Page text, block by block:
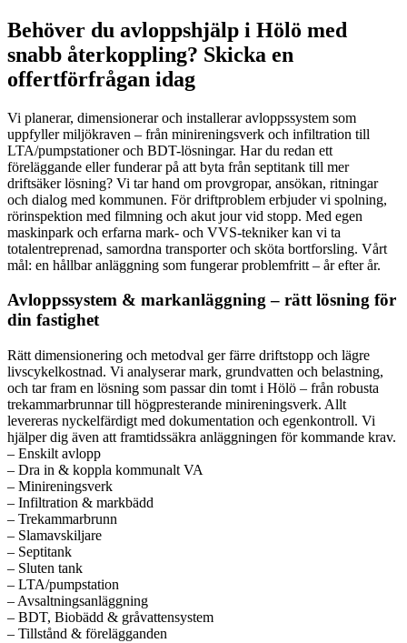
Behöver du avloppshjälp i Hölö med
snabb återkoppling? Skicka en
offertförfrågan idag
Vi planerar, dimensionerar och installerar avloppssystem som
uppfyller miljökraven – från minireningsverk och infiltration till
LTA/pumpstationer och BDT-lösningar. Har du redan ett
föreläggande eller funderar på att byta från septitank till mer
driftsäker lösning? Vi tar hand om provgropar, ansökan, ritningar
och dialog med kommunen. För driftproblem erbjuder vi spolning,
rörinspektion med filmning och akut jour vid stopp. Med egen
maskinpark och erfarna mark- och VVS-tekniker kan vi ta
totalentreprenad, samordna transporter och sköta bortforsling. Vårt
mål: en hållbar anläggning som fungerar problemfritt – år efter år.
Avloppssystem & markanläggning – rätt lösning för
din fastighet
Rätt dimensionering och metodval ger färre driftstopp och lägre
livscykelkostnad. Vi analyserar mark, grundvatten och belastning,
och tar fram en lösning som passar din tomt i Hölö – från robusta
trekammarbrunnar till högpresterande minireningsverk. Allt
levereras nyckelfärdigt med dokumentation och egenkontroll. Vi
hjälper dig även att framtidssäkra anläggningen för kommande krav.
– Enskilt avlopp
– Dra in & koppla kommunalt VA
– Minireningsverk
– Infiltration & markbädd
– Trekammarbrunn
– Slamavskiljare
– Septitank
– Sluten tank
– LTA/pumpstation
– Avsaltningsanläggning
– BDT, Biobädd & gråvattensystem
– Tillstånd & förelägganden